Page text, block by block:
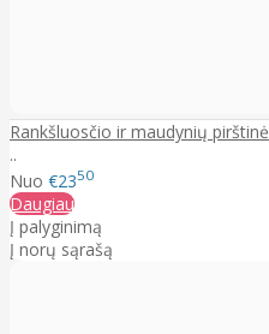
Rankšluosčio ir maudynių
..
Nuo €2350
Daugiau
Į palyginimą
Į norų sąrašą